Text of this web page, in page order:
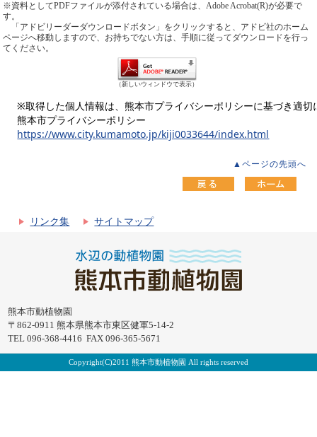
※資料としてPDFファイルが添付されている場合は、Adobe Acrobat(R)が必要で
す。
「アドビリーダーダウンロードボタン」をクリックすると、アドビ社のホーム
ページへ移動しますので、お持ちでない方は、手順に従ってダウンロードを行っ
てください。
（新しいウィンドウで表示）
※取得した個人情報は、熊本市プライバシーポリシーに基づき適切
熊本市プライバシーポリシー
https://www.city.kumamoto.jp/kiji0033644/index.html
▲ページの先頭へ
リンク集 サイトマップ
熊本市動植物園
〒862-0911 熊本県熊本市東区健軍5-14-2
TEL 096-368-4416 FAX 096-365-5671
Copyright(C)2011 熊本市動植物園 All rights reserved